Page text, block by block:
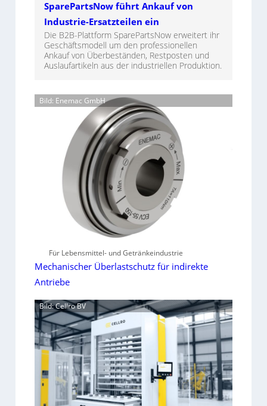
SparePartsNow führt Ankauf von
Industrie-Ersatzteilen ein
Die B2B-Plattform SparePartsNow erweitert ihr
Geschäftsmodell um den professionellen
Ankauf von Überbeständen, Restposten und
Auslaufartikeln aus der industriellen Produktion.
Bild: Enemac GmbH
Für Lebensmittel- und Getränkeindustrie
Mechanischer Überlastschutz für indirekte
Antriebe
Bild: Cellro BV